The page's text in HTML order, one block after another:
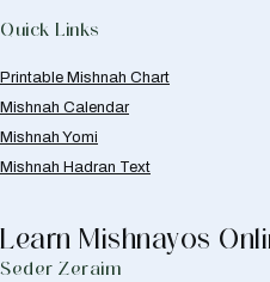
Quick Links
Printable Mishnah Chart
Mishnah Calendar
Mishnah Yomi
Mishnah Hadran Text
Learn Mishnayos
Seder Zeraim